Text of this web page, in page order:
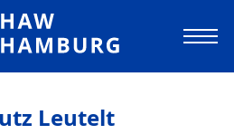
für Angewandte
Leutelt